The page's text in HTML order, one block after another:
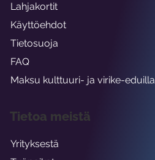
Lahjakortit
Käyttöehdot
Tietosuoja
FAQ
Maksu kulttuuri- ja virike-eduilla
Tietoa meistä
Yrityksestä